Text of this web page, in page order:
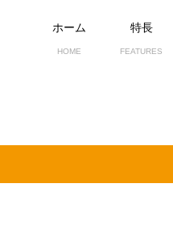
ホーム
HOME
特長
FEATURES